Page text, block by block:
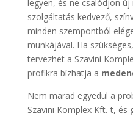
legyen, és ne csalódjon
szolgáltatás kedvező,
minden szempontból
munkájával. Ha
tervezhet a Szavini
profikra bízhatja a
Nem marad egyedül a
Szavini Komplex Kft.-t, és